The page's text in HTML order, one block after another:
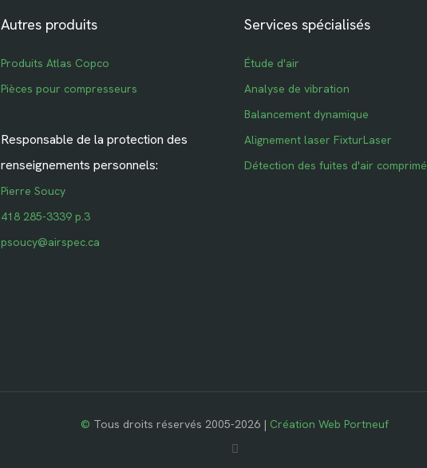
Autres produits
Produits Atlas Copco
Pièces pour compresseurs
Responsable de la protection des
renseignements personnels:
Pierre Soucy
418 285-3339 p.3
psoucy@airspec.ca
Services spécialisés
Étude d'air
Analyse de vibration
Balancement dynamique
Alignement laser FixturLaser
Détection des fuites d'air comprimé
© Tous droits réservés 2005-2026 | Création Web Portneuf